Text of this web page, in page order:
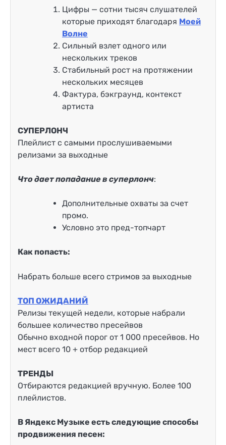
Цифры — сотни тысяч слушателей
которые приходят благодаря Моей
Волне
Сильный взлет одного или
нескольких треков
Стабильный рост на протяжении
нескольких месяцев
Фактура, бэкграунд, контекст
артиста
СУПЕРЛОНЧ
Плейлист с самыми прослушиваемыми
релизами за выходные
Что дает попадание в суперлонч:
Дополнительные охваты за счет
промо.
Условно это пред-топчарт
Как попасть:
Набрать больше всего стримов за выходные
ТОП ОЖИДАНИЙ
Релизы текущей недели, которые набрали
большее количество пресейвов
Обычно входной порог от 1 000 пресейвов. Но
мест всего 10 + отбор редакцией
ТРЕНДЫ
Отбираются редакцией вручную. Более 100
плейлистов.
В Яндекс Музыке есть следующие способы
продвижения песен: